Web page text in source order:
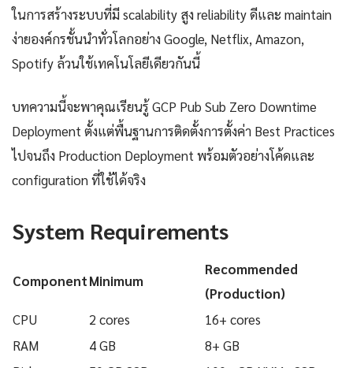
ในการสร้างระบบที่มี scalability สูง reliability ดีและ maintain
ง่ายองค์กรชั้นนำทั่วโลกอย่าง Google, Netflix, Amazon,
Spotify ล้วนใช้เทคโนโลยีเดียวกันนี้
บทความนี้จะพาคุณเรียนรู้ GCP Pub Sub Zero Downtime
Deployment ตั้งแต่พื้นฐานการติดตั้งการตั้งค่า Best Practices
ไปจนถึง Production Deployment พร้อมตัวอย่างโค้ดและ
configuration ที่ใช้ได้จริง
System Requirements
ComponentMinimum
Recommended
(Production)
CPU
2 cores
16+ cores
RAM
4 GB
8+ GB